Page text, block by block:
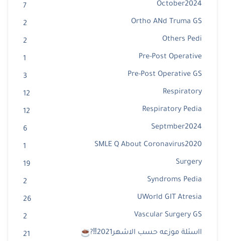
October2024
7
Ortho ANd Truma GS
2
Others Pedi
2
Pre-Post Operative
1
Pre-Post Operative GS
3
Respiratory
12
Respiratory Pedia
12
Septmber2024
6
SMLE Q About Coronavirus2020
1
Surgery
19
Syndroms Pedia
2
UWorld GIT Atresia
26
Vascular Surgery GS
2
ااسئلة موزعه حسب الاشهر2021‼?
21